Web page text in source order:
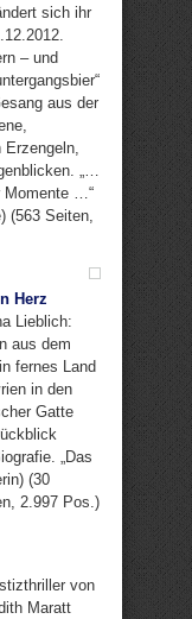
sich ihr
– und
aus der
„…
Momente …“
(563 Seiten,
Herz
Lieblich:
aus dem
fernes Land
in den
Gatte
„Das
(30
2.997 Pos.)
von
Maratt